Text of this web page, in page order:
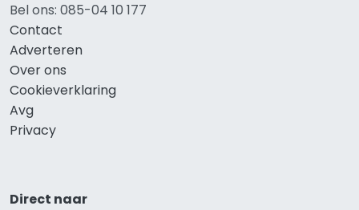
Bel ons: 085-04 10 177
Contact
Adverteren
Over ons
Cookieverklaring
Avg
Privacy
Direct naar